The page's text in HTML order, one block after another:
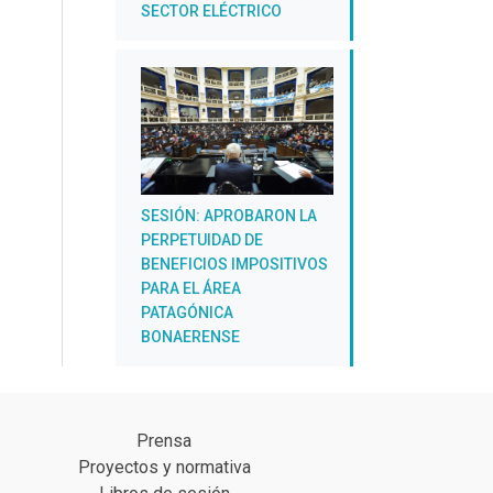
SECTOR ELÉCTRICO
SESIÓN: APROBARON LA
PERPETUIDAD DE
BENEFICIOS IMPOSITIVOS
PARA EL ÁREA
PATAGÓNICA
BONAERENSE
Prensa
Proyectos y normativa